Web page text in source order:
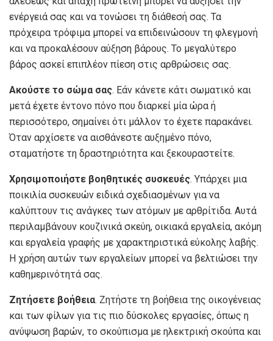
ενέργειά σας και να τονώσει τη διάθεσή σας. Τα
πρόχειρα τρόφιμα μπορεί να επιδεινώσουν τη φλεγμονή
και να προκαλέσουν αύξηση βάρους. Το μεγαλύτερο
βάρος ασκεί επιπλέον πίεση στις αρθρώσεις σας.
Ακούστε το σώμα σας. Εάν κάνετε κάτι σωματικό και
μετά έχετε έντονο πόνο που διαρκεί μία ώρα ή
περισσότερο, σημαίνει ότι μάλλον το έχετε παρακάνει.
Όταν αρχίσετε να αισθάνεστε αυξημένο πόνο,
σταματήστε τη δραστηριότητα και ξεκουραστείτε.
Χρησιμοποιήστε βοηθητικές συσκευές. Υπάρχει μια
ποικιλία συσκευών ειδικά σχεδιασμένων για να
καλύπτουν τις ανάγκες των ατόμων με αρθρίτιδα. Αυτά
περιλαμβάνουν κουζινικά σκεύη, οικιακά εργαλεία, ακόμη
και εργαλεία γραφής με χαρακτηριστικά εύκολης λαβής.
Η χρήση αυτών των εργαλείων μπορεί να βελτιώσει την
καθημερινότητά σας.
Ζητήσετε βοήθεια. Ζητήστε τη βοήθεια της οικογένειας
και των φίλων για τις πιο δύσκολες εργασίες, όπως η
ανύψωση βαρών, το σκούπισμα με ηλεκτρική σκούπα και